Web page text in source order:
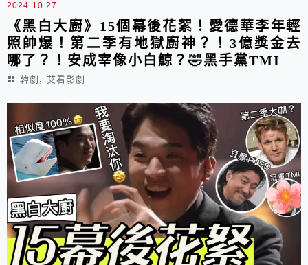
2024.10.27
《黑白大廚》15個幕後花絮！愛德華李年輕
照帥爆！第二季有地獄廚神？！3億獎金去
哪了？！安成宰像小白鯨？🤣黑手黨TMI
韓劇 , 艾看影劇